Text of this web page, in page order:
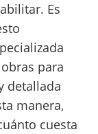
Es
para
detallada
manera,
cuesta